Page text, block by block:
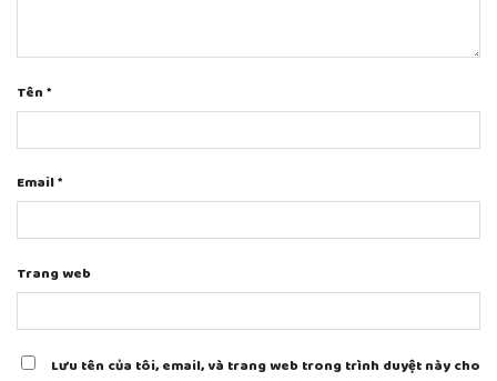
Tên *
Email*
Trang web
Lưu tên của tôi, email, và trang web trong trình duyệt này cho